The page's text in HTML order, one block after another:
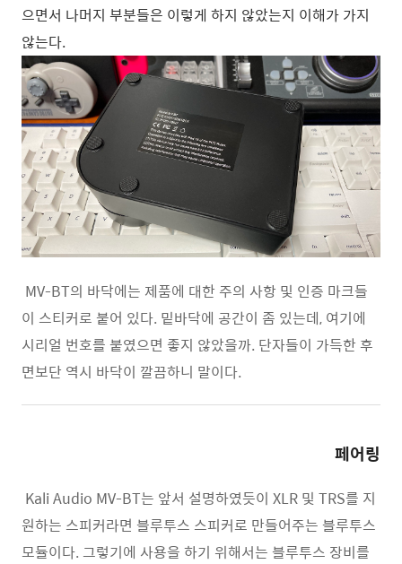
으면서 나머지 부분들은 이렇게 하지 않았는지 이해가 가지
않는다.
MV-BT의 바닥에는 제품에 대한 주의 사항 및 인증 마크들
이 스티커로 붙어 있다. 밑바닥에 공간이 좀 있는데, 여기에
시리얼 번호를 붙였으면 좋지 않았을까. 단자들이 가득한 후
면보단 역시 바닥이 깔끔하니 말이다.
페어링
Kali Audio MV-BT는 앞서 설명하였듯이 XLR 및 TRS를 지
원하는 스피커라면 블루투스 스피커로 만들어주는 블루투스
모듈이다. 그렇기에 사용을 하기 위해서는 블루투스 장비를